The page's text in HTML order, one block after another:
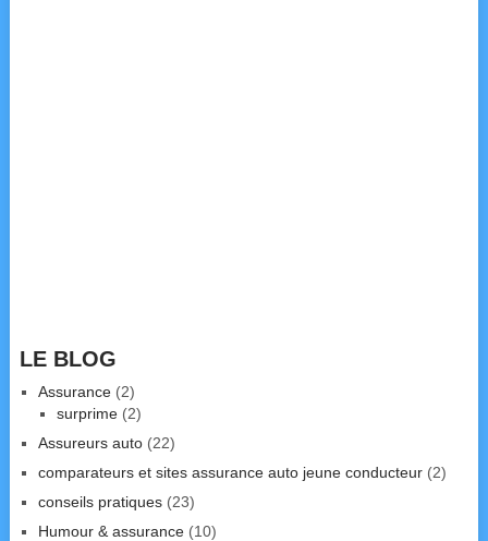
LE BLOG
Assurance(2)
surprime(2)
Assureurs auto(22)
comparateurs et sites assurance auto jeune conducteur(2)
conseils pratiques(23)
Humour & assurance(10)